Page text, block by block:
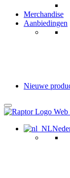
Merchandise
Aanbiedingen
Nieuwe